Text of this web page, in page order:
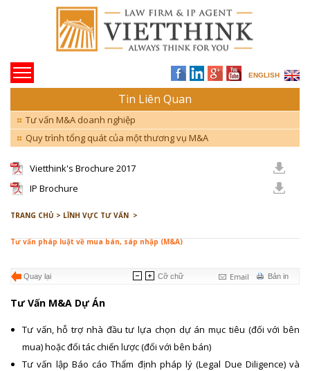
ENGLISH
Tin Liên Quan
Tư vấn M&A doanh nghiệp
Quy trình tổng quát của một thương vụ M&A
Vietthink's Brochure 2017
IP Brochure
TRANG CHỦ > LĨNH VỰC TƯ VẤN >
Tư vấn pháp luật về mua bán, sáp nhập (M&A)
Quay lại Bản in
Email
Cỡ chữ
Tư Vấn M&A Dự Án
Tư vấn, hỗ trợ nhà đầu tư lựa chọn dự án mục tiêu (đối với bên
mua) hoặc đối tác chiến lược (đối với bên bán)
Tư vấn lập Báo cáo Thẩm định pháp lý (Legal Due Diligence) và